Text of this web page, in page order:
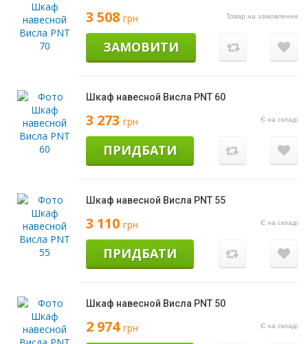
3 508 грн Товар на замовлення
ЗАМОВИТИ
Шкаф навесной Висла PNT 60
3 273 грн Є на складі
ПРИДБАТИ
Шкаф навесной Висла PNT 55
3 110 грн Є на складі
ПРИДБАТИ
Шкаф навесной Висла PNT 50
2 974 грн Є на складі